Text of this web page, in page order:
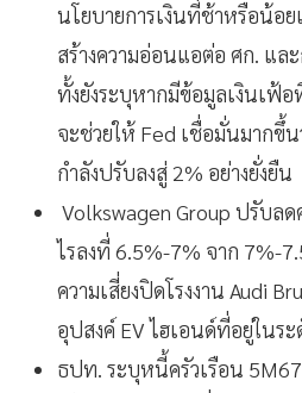
นโยบายการเงินที่ช้าหรือน้อ
สร้างความอ่อนแอต่อ ศก. และ
ทั้งยังระบุหากมีข้อมูลเงินเฟ้
จะช่วยให้ Fed เชื่อมั่นมากขึ้น
กำลังปรับลงสู่ 2% อย่างยั่งยืน
Volkswagen Group ปรับล
ไรลงที่ 6.5%-7% จาก 7%-
ความเสี่ยงปิดโรงงาน Audi
อุปสงค์ EV ไฮเอนด์ที่อยู่ในร
ธปท. ระบุหนี้ครัวเรือน